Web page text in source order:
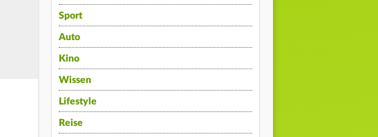
Sport
Auto
Kino
Wissen
Lifestyle
Reise